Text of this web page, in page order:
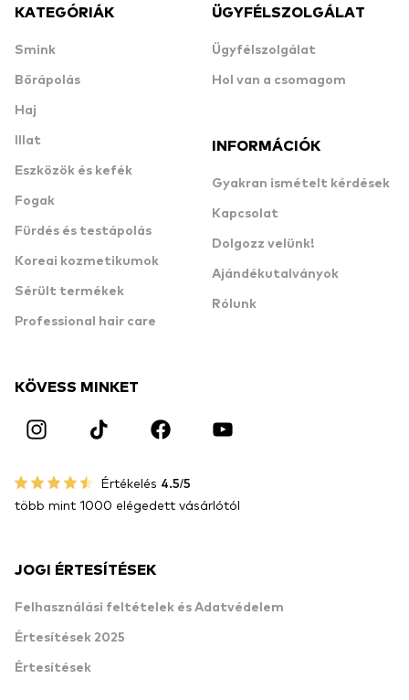
KATEGÓRIÁK
Smink
Bőrápolás
Haj
Illat
Eszközök és kefék
Fogak
Fürdés és testápolás
Koreai kozmetikumok
Sérült termékek
Professional hair care
ÜGYFÉLSZOLGÁLAT
Ügyfélszolgálat
Hol van a csomagom
INFORMÁCIÓK
Gyakran ismételt kérdések
Kapcsolat
Dolgozz velünk!
Ajándékutalványok
Rólunk
KÖVESS MINKET
Értékelés 4.5/5
több mint 1000 elégedett vásárlótól
JOGI ÉRTESÍTÉSEK
Felhasználási feltételek és Adatvédelem
Értesítések 2025
Értesítések